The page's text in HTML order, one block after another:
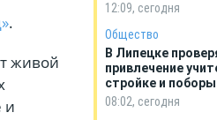
.
живой
и
12:09, сегодня
Общество
В Липецке
привлечение
стройке и поборы
08:02, сегодня